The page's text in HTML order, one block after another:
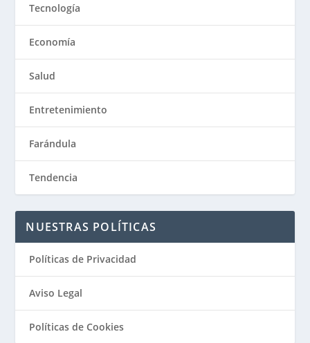
Tecnología
Economía
Salud
Entretenimiento
Farándula
Tendencia
NUESTRAS POLÍTICAS
Políticas de Privacidad
Aviso Legal
Políticas de Cookies